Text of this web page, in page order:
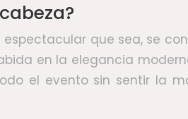
que sea, se
en la elegancia
el evento sin sentir la